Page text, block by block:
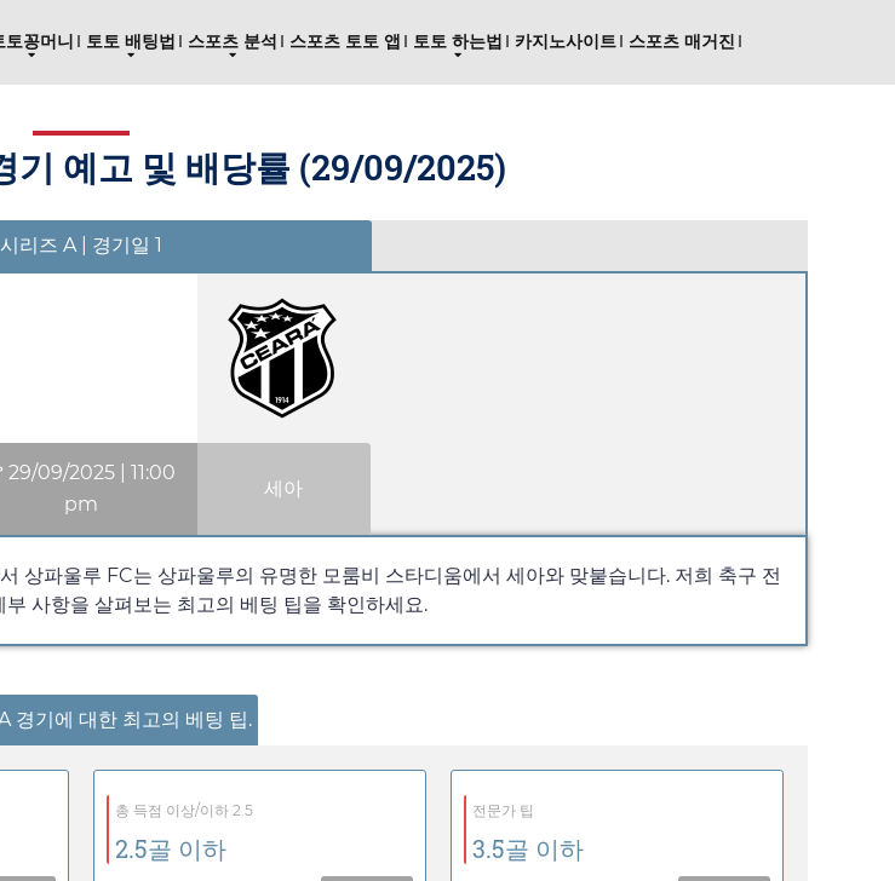
토꽁머니 토토 배팅법 스포츠 분석 스포츠 토토 앱 토토 하는법 카지노사이트 스포츠 매거진
기 예고 및 배당률 (29/09/2025)
시리즈 A | 경기일 1
29/09/2025 |11:00
pm
세아
상파울루 FC는 상파울루의 유명한 모룸비 스타디움에서 세아와 맞붙습니다. 저희 축구 전
사항을 살펴보는 최고의 베팅 팁을 확인하세요.
경기에 대한 최고의 베팅 팁.
총 득점 이상/이하 2.5
2.5골 이하
전문가 팁
3.5골 이하